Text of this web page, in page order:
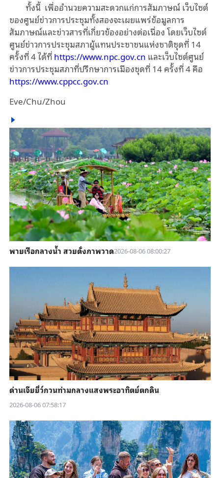
ทั้งนี้ เพื่ออำนวยความสะดวกแก่การสัมภาษณ์ เว็บไซต์
ของศูนย์ข่าวการประชุมทั้งสองจะเผยแพร่ข้อมูลการ
สัมภาษณ์และข่าวสารที่เกี่ยวข้องอย่างต่อเนื่อง โดยเว็บไซต์
ศูนย์ข่าวการประชุมสภาผู้แทนประชาชนแห่งชาติชุดที่14
ครั้งที่4ได้ที่https://www.npc.gov.cn และเว็บไซต์ศูนย์
ข่าวการประชุมสภาที่ปรึกษาการเมืองชุดที่14ครั้งที่4คือ
https://www.cppcc.gov.cn
Eve/Chu/Zhou
พายเรือกลางน้ำ สวยดั่งภาพวาด2026-08-06 08:00:27
ด่านเจียยี่ว์กวนท่ามกลางแสงพระอาทิตย์ตกดิน
2026-08-06 07:58:17